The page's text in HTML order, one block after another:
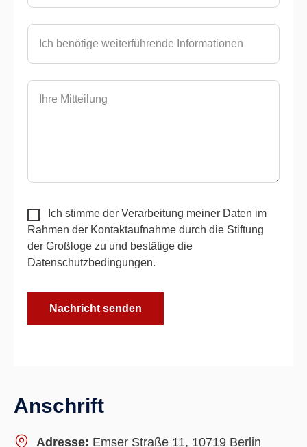
Ich stimme der Verarbeitung meiner Daten im
Rahmen der Kontaktaufnahme durch die Stiftung
der Großloge zu und bestätige die
Datenschutzbedingungen.
Nachricht senden
Anschrift
Adresse: Emser Straße 11, 10719 Berlin